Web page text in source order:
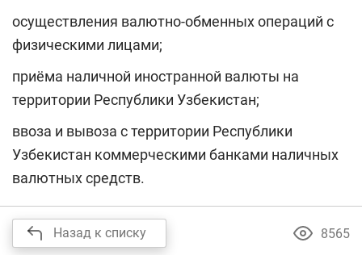
осуществления валютно-обменных операций с
физическими лицами;
приёма наличной иностранной валюты на
территории Республики Узбекистан;
ввоза и вывоза с территории Республики
Узбекистан коммерческими банками наличных
валютных средств.
Назад к списку 8565